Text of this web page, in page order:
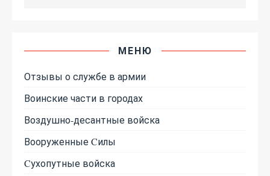
МЕНЮ
Отзывы о службе в армии
Воинские части в городах
Воздушно-десантные войска
Вооруженные Cилы
Cухопутные войска